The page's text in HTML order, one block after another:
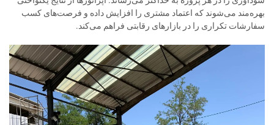
بهره‌مند می‌شوند که اعتماد مشتری را افزایش داده و فرصت‌های کسب
سفارشات تکراری را در بازارهای رقابتی فراهم می‌کند.